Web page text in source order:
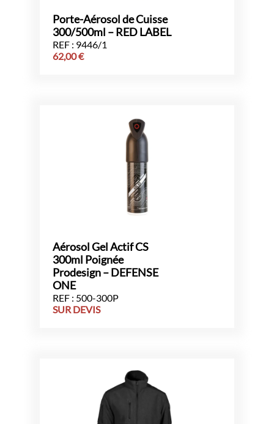
Porte-Aérosol de Cuisse
300/500ml – RED LABEL
REF : 9446/1
62,00€
Aérosol Gel Actif CS
300ml Poignée
Prodesign – DEFENSE
ONE
REF : 500-300P
SUR DEVIS